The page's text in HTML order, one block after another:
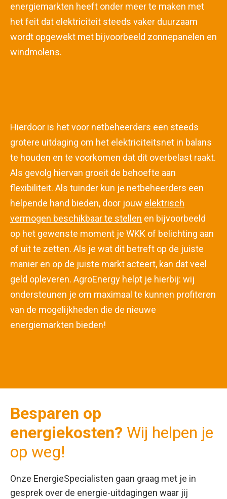
energiemarkten heeft onder meer te maken met
het feit dat elektriciteit steeds vaker duurzaam
wordt opgewekt met bijvoorbeeld zonnepanelen en
windmolens.
Hierdoor is het voor netbeheerders een steeds
grotere uitdaging om het elektriciteitsnet in balans
te houden en te voorkomen dat dit overbelast raakt.
Als gevolg hiervan groeit de behoefte aan
flexibiliteit. Als tuinder kun je netbeheerders een
helpende hand bieden, door jouw elektrisch
vermogen beschikbaar te stellen en bijvoorbeeld
op het gewenste moment je WKK of belichting aan
of uit te zetten. Als je wat dit betreft op de juiste
manier en op de juiste markt acteert, kan dat veel
geld opleveren. AgroEnergy helpt je hierbij: wij
ondersteunen je om maximaal te kunnen profiteren
van de mogelijkheden die de nieuwe
energiemarkten bieden!
Besparen op
energiekosten? Wij helpen je
op weg!
Onze EnergieSpecialisten gaan graag met je in
gesprek over de energie-uitdagingen waar jij